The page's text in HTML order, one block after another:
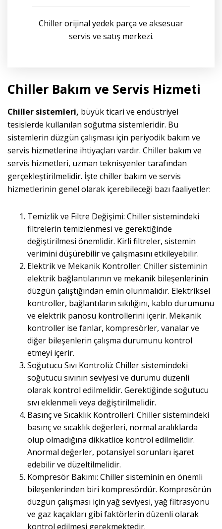
Chiller orijinal yedek parça ve aksesuar
servis ve satış merkezi.
Chiller Bakım ve Servis Hizmeti
Chiller sistemleri, büyük ticari ve endüstriyel
tesislerde kullanılan soğutma sistemleridir. Bu
sistemlerin düzgün çalışması için periyodik bakım ve
servis hizmetlerine ihtiyaçları vardır. Chiller bakım ve
servis hizmetleri, uzman teknisyenler tarafından
gerçekleştirilmelidir. İşte chiller bakım ve servis
hizmetlerinin genel olarak içerebileceği bazı faaliyetler:
Temizlik ve Filtre Değişimi: Chiller sistemindeki
filtrelerin temizlenmesi ve gerektiğinde
değiştirilmesi önemlidir. Kirli filtreler, sistemin
verimini düşürebilir ve çalışmasını etkileyebilir.
Elektrik ve Mekanik Kontroller: Chiller sisteminin
elektrik bağlantılarının ve mekanik bileşenlerinin
düzgün çalıştığından emin olunmalıdır. Elektriksel
kontroller, bağlantıların sıkılığını, kablo durumunu
ve elektrik panosu kontrollerini içerir. Mekanik
kontroller ise fanlar, kompresörler, vanalar ve
diğer bileşenlerin çalışma durumunu kontrol
etmeyi içerir.
Soğutucu Sıvı Kontrolü: Chiller sistemindeki
soğutucu sıvının seviyesi ve durumu düzenli
olarak kontrol edilmelidir. Gerektiğinde soğutucu
sıvı eklenmeli veya değiştirilmelidir.
Basınç ve Sıcaklık Kontrolleri: Chiller sistemindeki
basınç ve sıcaklık değerleri, normal aralıklarda
olup olmadığına dikkatlice kontrol edilmelidir.
Anormal değerler, potansiyel sorunları işaret
edebilir ve düzeltilmelidir.
Kompresör Bakımı: Chiller sisteminin en önemli
bileşenlerinden biri kompresördür. Kompresörün
düzgün çalışması için yağ seviyesi, yağ filtrasyonu
ve gaz kaçakları gibi faktörlerin düzenli olarak
kontrol edilmesi gerekmektedir.